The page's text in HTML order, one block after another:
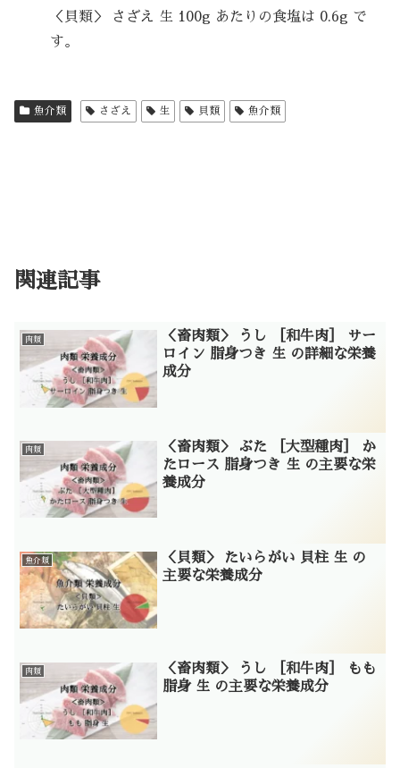
＜貝類＞ さざえ 生 100g あたりの食塩は 0.6g で
す。
魚介類 さざえ 生 貝類 魚介類
関連記事
肉類
＜畜肉類＞ うし ［和牛肉］ サー
ロイン 脂身つき 生 の詳細な栄養
成分
肉類
＜畜肉類＞ ぶた ［大型種肉］ か
たロース 脂身つき 生 の主要な栄
養成分
魚介類
＜貝類＞ たいらがい 貝柱 生 の
主要な栄養成分
肉類
＜畜肉類＞ うし ［和牛肉］ もも
脂身 生 の主要な栄養成分